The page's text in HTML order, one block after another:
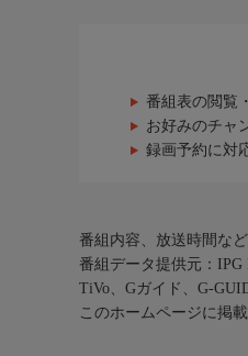
番組表の閲覧
お好みのチャ
録画予約に対
番組内容、放送時間な
番組データ提供元：IPG
TiVo、Gガイド、G-
このホームページに掲